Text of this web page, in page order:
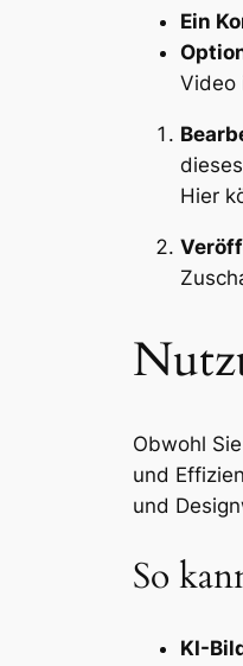
Ein
Video
Hier
Obwohl
und
und
So
KI-